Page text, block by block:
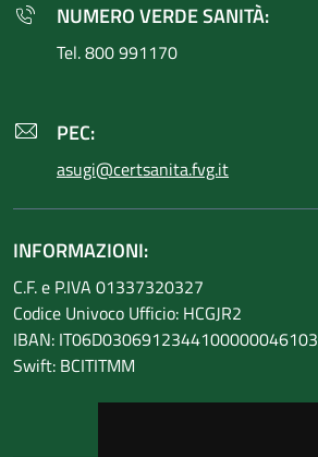
NUMERO VERDE SANITÀ:
Tel. 800 991170
PEC:
asugi@certsanita.fvg.it
INFORMAZIONI:
C.F. e P.IVA 01337320327
Codice Univoco Ufficio: HCGJR2
IBAN: IT06D0306912344100000046103
Swift: BCITITMM